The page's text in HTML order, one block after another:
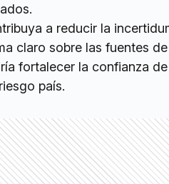
a reducir la
claro sobre las fuentes de
fortalecer la confianza
país.